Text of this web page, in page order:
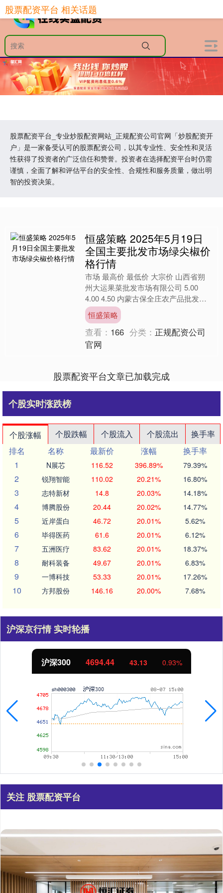
股票配资平台_专业炒股配资网站_正规配资公司官网「炒股配资开
户」是一家备受认可的股票配资公司，以其专业性、安全性和灵活
性获得了投资者的广泛信任和赞誉。投资者在选择配资平台时仍需
谨慎，全面了解和评估平台的安全性、合规性和服务质量，做出明
智的投资决策。
股票配资平台 相关话题
恒盛策略 2025年5月19日
全国主要批发市场绿尖椒价
格行情
市场 最高价 最低价 大宗价 山西省朔
州大运果菜批发市场有限公司 5.00
4.00 4.50 内蒙古保全庄农产品批发市
场 3.00 2.30 2.50 辽宁鞍....
恒盛策略
查看： 166 分类： 正规配资公司
官网
股票配资平台文章已加载完成
个股实时涨跌榜
个股涨幅 个股跌幅 个股流入 个股流出
换手率
排名
名称 最新价 涨幅
换手率
1
N展芯 116.52 396.89% 79.39%
2 锐翔智能 110.02 20.21% 16.80%
3 志特新材 14.8 20.03% 14.18%
4 博腾股份 20.44 20.02% 14.77%
5 近岸蛋白 46.72 20.01% 5.62%
6 毕得医药 61.6 20.01% 6.12%
7 五洲医疗 83.62 20.01% 18.37%
8 耐科装备 49.67 20.01% 6.83%
9 一博科技 53.33 20.01% 17.26%
10 方邦股份 146.16 20.00% 7.68%
沪深京行情 实时轮播
沪深300 4694.44 43.13 0.93%
关注 股票配资平台